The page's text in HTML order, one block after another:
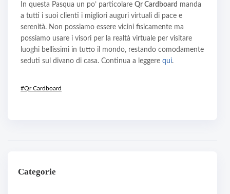
In questa Pasqua un po’ particolare Qr Cardboard manda
a tutti i suoi clienti i migliori auguri virtuali di pace e
serenità. Non possiamo essere vicini fisicamente ma
possiamo usare i visori per la realtà virtuale per visitare
luoghi bellissimi in tutto il mondo, restando comodamente
seduti sul divano di casa. Continua a leggere qui.
#Qr Cardboard
Categorie